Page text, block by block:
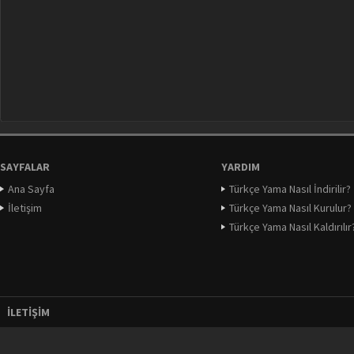
SAYFALAR
Ana Sayfa
İletişim
YARDIM
Türkçe Yama Nasıl İndirilir?
Türkçe Yama Nasıl Kurulur?
Türkçe Yama Nasıl
İLETIŞIM